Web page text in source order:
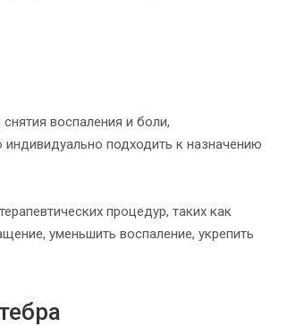
воспаления и боли,
подходить к назначению
процедур, таких как
уменьшить воспаление, укрепить